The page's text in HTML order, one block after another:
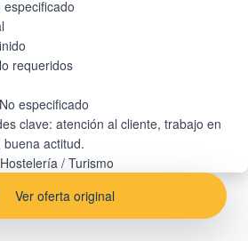
clave: atención al cliente, trabajo en
Ver oferta original